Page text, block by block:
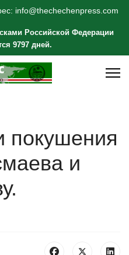
info@thechechenpress.com
Российской Федерации
9797 дней.
покушения
и